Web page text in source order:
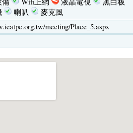
喇叭
麥克風
meeting/Place_5.aspx